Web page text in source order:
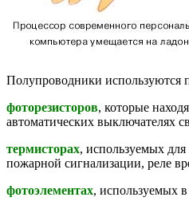
Полупроводники используются
фоторезисторов, которые
автоматических выключателях
термисторах, используемых
пожарной сигнализации, реле
фотоэлементах, используемых